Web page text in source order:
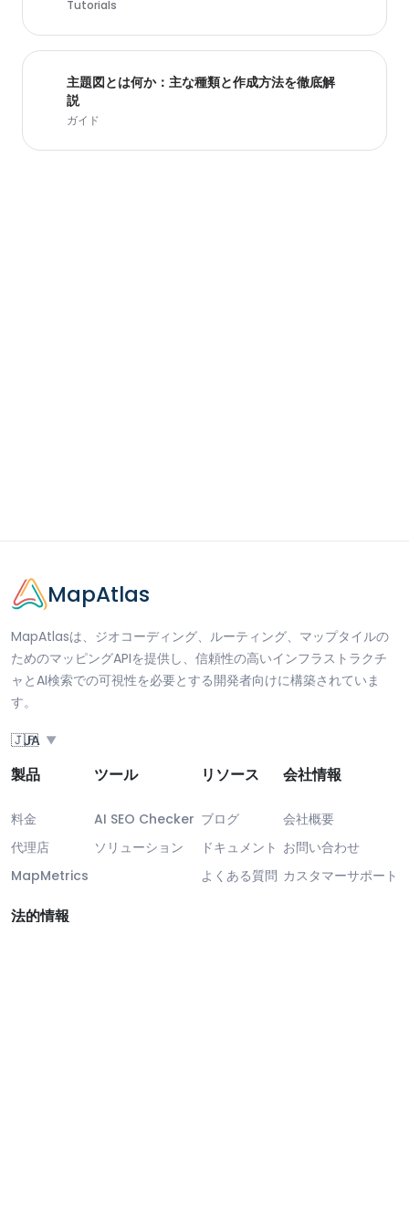
Tutorials
主題図とは何か：主な種類と作成方法を徹底解
説
ガイド
MapAtlas
MapAtlasは、ジオコーディング、ルーティング、マップタイルの
ためのマッピングAPIを提供し、信頼性の高いインフラストラクチ
ャとAI検索での可視性を必要とする開発者向けに構築されていま
す。
🇯🇵
JA ▼
製品
料金
代理店
MapMetrics
ツール
AI SEO Checker
ソリューション
リソース
ブログ
ドキュメント
よくある質問
会社情報
会社概要
お問い合わせ
カスタマーサポート
法的情報